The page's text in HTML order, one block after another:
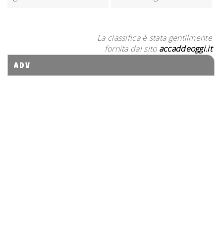
La classifica è stata gentilmente
fornita dal sito accaddeoggi.it
ADV